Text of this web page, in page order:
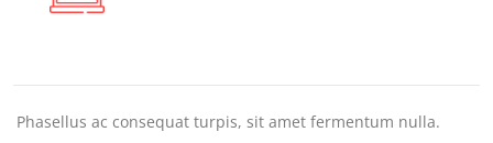
Phasellus ac consequat turpis, sit amet fermentum nulla.